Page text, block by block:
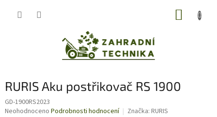
RURIS Aku postřikovač RS 1900
GD-1900RS2023
Průměrné
Neohodnoceno Podrobnosti hodnocení Značka: RURIS